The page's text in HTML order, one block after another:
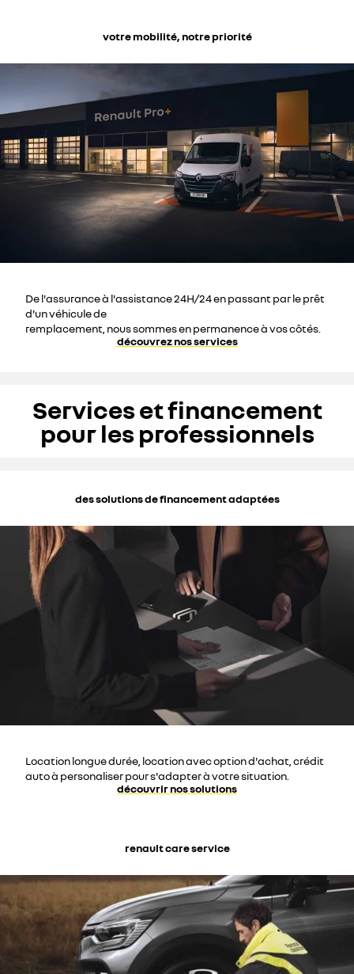
votre mobilité, notre priorité
De l'assurance à l'assistance 24H/24 en passant par le prêt
d'un véhicule de
remplacement, nous sommes en permanence à vos côtés.
découvrez nos services
Services et financement
pour les professionnels
des solutions de financement adaptées
Location longue durée, location avec option d'achat, crédit
auto à personaliser pour s'adapter à votre situation.
découvrir nos solutions
renault care service